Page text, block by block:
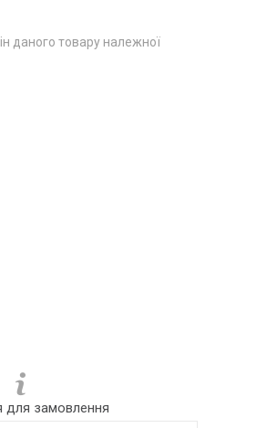
даного товару належної
для замовлення